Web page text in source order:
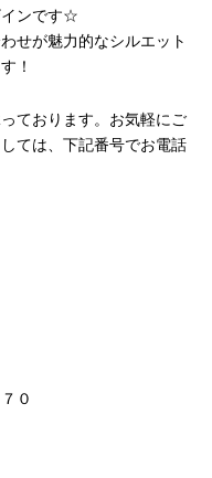
インです☆
せが魅力的なシルエット
！
ております。お気軽にご
ては、下記番号でお電話
０